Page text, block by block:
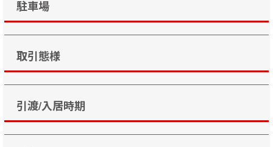
駐車場
取引態様
引渡/入居時期